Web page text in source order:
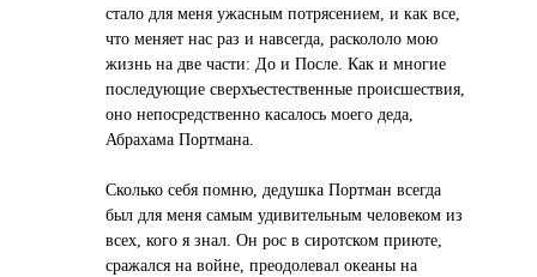
стало для меня ужасным потрясением, и как все,
что меняет нас раз и навсегда, раскололо мою
жизнь на две части: До и После. Как и многие
последующие сверхъестественные происшествия,
оно непосредственно касалось моего деда,
Абрахама Портмана.
Сколько себя помню, дедушка Портман всегда
был для меня самым удивительным человеком из
всех, кого я знал. Он рос в сиротском приюте,
сражался на войне, преодолевал океаны на